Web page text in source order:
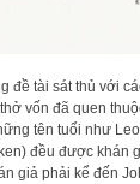
đề tài sát thủ với
vốn đã quen
tên tuổi như
đều được khán
giả phải kể đến